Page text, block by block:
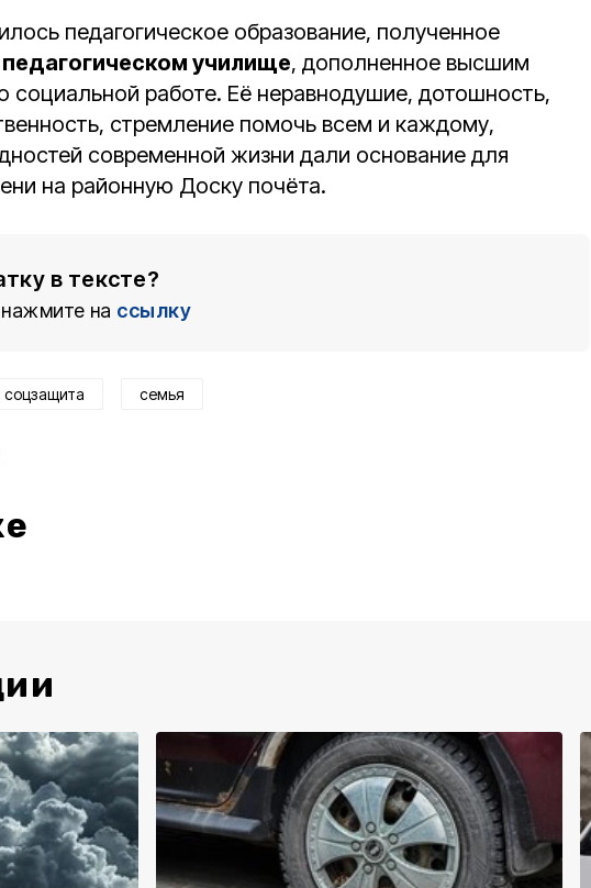
педагогическое образование, полученное
училище, дополненное высшим
социальной работе. Её неравнодушие, дотошность,
стремление помочь всем и каждому,
современной жизни дали основание для
на районную Доску почёта.
в тексте?
на ссылку
соцзащита семья